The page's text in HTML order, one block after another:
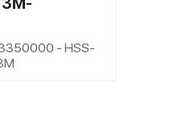
- HSS-